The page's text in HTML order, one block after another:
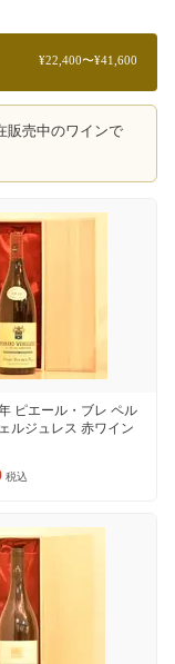
¥22,400〜¥41,600
販売中のワインで
ピエール・ブレ ペル
ルジュレス 赤ワイン
税込